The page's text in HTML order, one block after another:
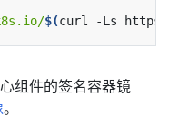
$(curl -Ls
组件的签名容器镜
。